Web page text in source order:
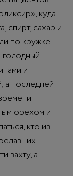
куда
спирт, сахар и
по кружке
голодный
и
а последней
орехом и
кто из
вахту, а